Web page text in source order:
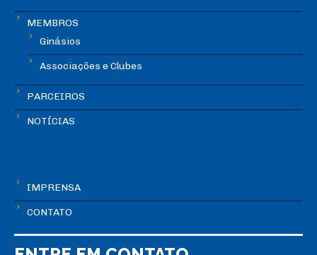
MEMBROS
Ginásios
Associações e Clubes
PARCEIROS
NOTÍCIAS
IMPRENSA
CONTATO